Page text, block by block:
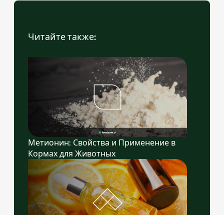
Читайте также:
Метионин: Свойства и Применение в
Кормах для Животных